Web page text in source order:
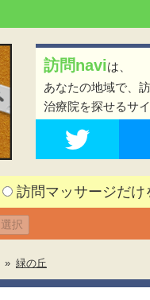
訪問naviは、
あなたの地域で、
治療院を探せるサ
訪問マッサージだけ
» 緑の丘